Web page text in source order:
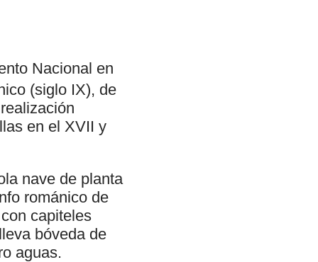
Nacional en
(siglo IX), de
en el XVII y
nave de planta
románico de
capiteles
bóveda de
aguas.